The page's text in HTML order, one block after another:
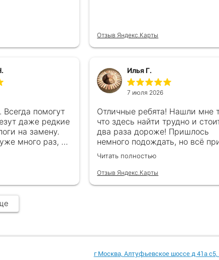
Отзыв Яндекс.Карты
помогут
даже редкие
на замену.
много раз, ни
не
Илья Г.
7 июля 2026
Отличные ребята! Нашли мне
что здесь найти трудно и
два раза дороже! Пришлось
немного подождать, но всё
в срок, без обмана. Продавец
всегда на связи! Буду ещё
обращаться! 👍
Читать полностью
Отзыв Яндекс.Карты
г Москва, Алтуфьевское шоссе д 41а